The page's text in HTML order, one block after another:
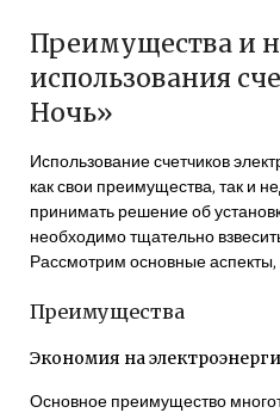
Преимущества и
использования
Ночь»
Использование счетчиков
как свои преимущества‚ так и
принимать решение об
необходимо тщательно
Рассмотрим основные
Преимущества
Экономия на
Основное преимущество